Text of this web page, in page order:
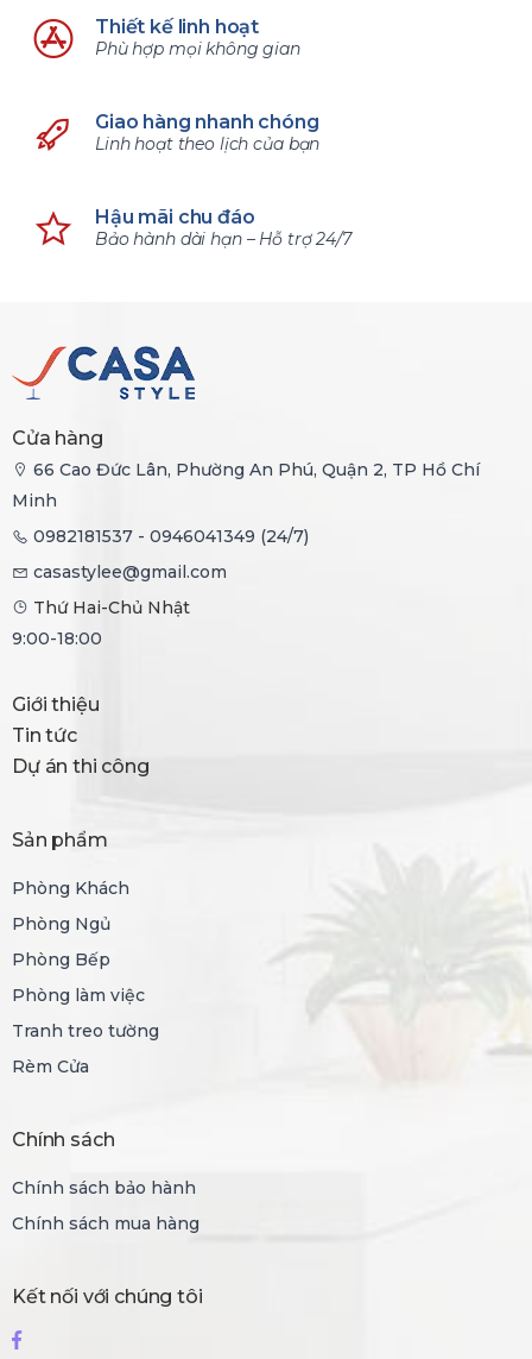
Thiết kế linh hoạt
Phù hợp mọi không gian
Giao hàng nhanh chóng
Linh hoạt theo lịch của bạn
Hậu mãi chu đáo
Bảo hành dài hạn – Hỗ trợ 24/7
Cửa hàng
66 Cao Đức Lân, Phường An Phú, Quận 2, TP Hồ Chí
Minh
0982181537 - 0946041349 (24/7)
casastylee@gmail.com
Thứ Hai-Chủ Nhật
9:00-18:00
Giới thiệu
Tin tức
Dự án thi công
Sản phẩm
Phòng Khách
Phòng Ngủ
Phòng Bếp
Phòng làm việc
Tranh treo tường
Rèm Cửa
Chính sách
Chính sách bảo hành
Chính sách mua hàng
Kết nối với chúng tôi